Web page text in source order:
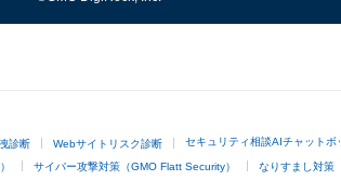
診断 Webサイトリスク診断 セキュリティ相談AIチャットボ
サイバー攻撃対策（GMO Flatt Security） なりすまし対策